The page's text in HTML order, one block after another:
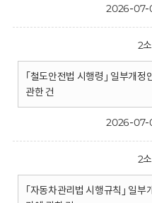
2026-07-
2
｢철도안전법 시행령｣ 일부개정
관한 건
2026-07-
2
｢자동차관리법 시행규칙｣ 일부